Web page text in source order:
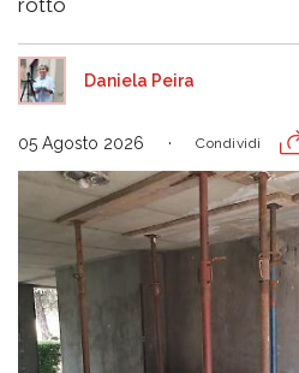
Daniela Peira
05 Agosto 2026 Condividi